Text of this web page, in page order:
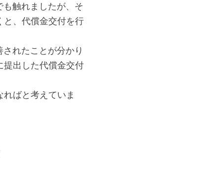
触れましたが、そ
と、代償金交付を行
れたことが分かり
提出した代償金交付
ばと考えていま